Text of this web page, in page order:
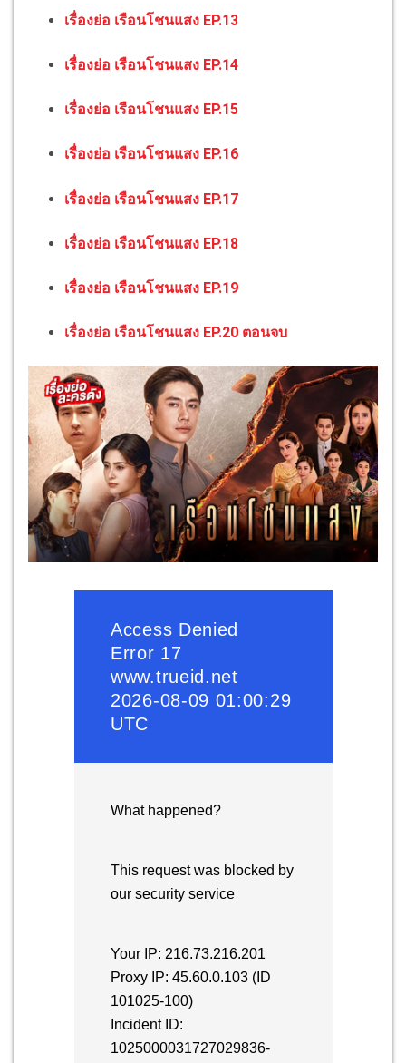
เรื่องย่อ เรือนโชนแสง EP.13
เรื่องย่อ เรือนโชนแสง EP.14
เรื่องย่อ เรือนโชนแสง EP.15
เรื่องย่อ เรือนโชนแสง EP.16
เรื่องย่อ เรือนโชนแสง EP.17
เรื่องย่อ เรือนโชนแสง EP.18
เรื่องย่อ เรือนโชนแสง EP.19
เรื่องย่อ เรือนโชนแสง EP.20 ตอนจบ